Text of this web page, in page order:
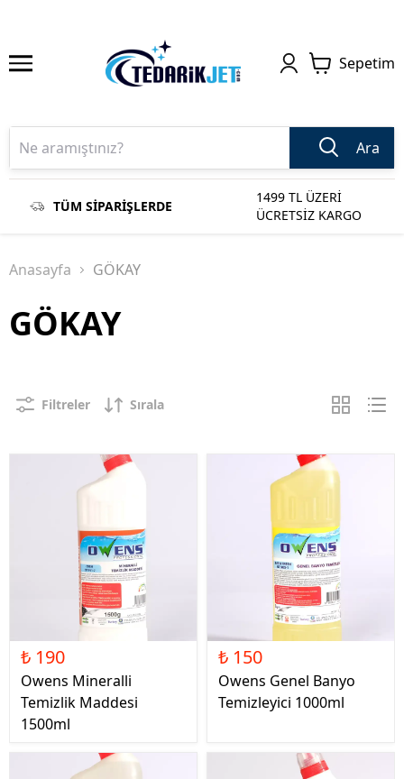
Sepetim
Ara
TÜM SİPARİŞLERDE
1499 TL ÜZERİ
ÜCRETSİZ KARGO
Anasayfa GÖKAY
GÖKAY
Filtreler Sırala
₺ 190
Owens Mineralli
Temizlik Maddesi
1500ml
₺ 150
Owens Genel Banyo
Temizleyici 1000ml